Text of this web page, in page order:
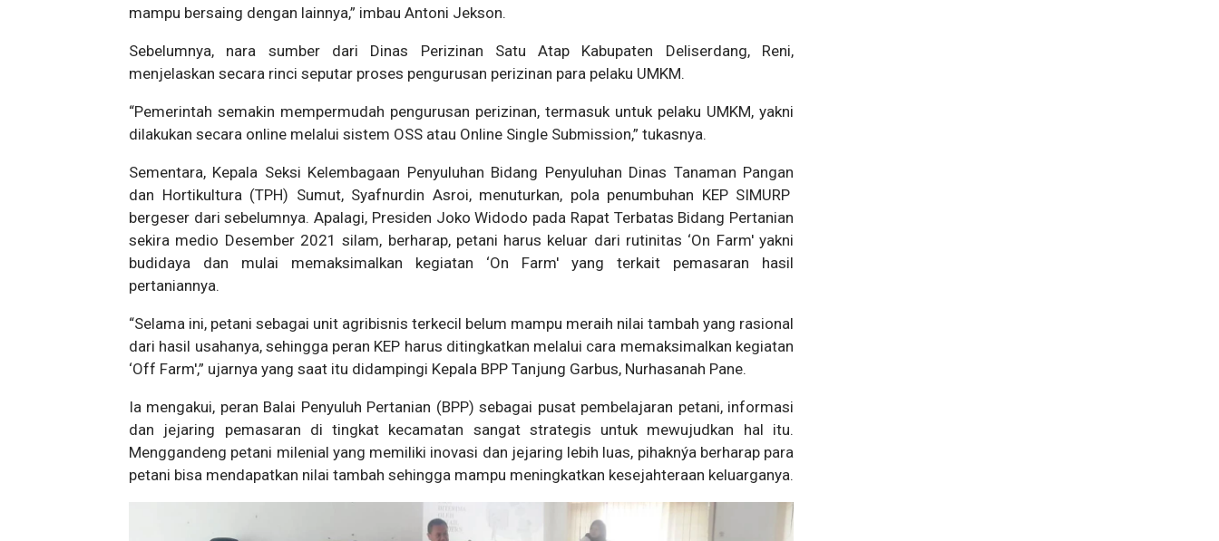
mampu bersaing dengan lainnya,” imbau Antoni Jekson.
Sebelumnya, nara sumber dari Dinas Perizinan Satu Atap Kabupaten Deliserdang, Reni,
menjelaskan secara rinci seputar proses pengurusan perizinan para pelaku UMKM.
“Pemerintah semakin mempermudah pengurusan perizinan, termasuk untuk pelaku UMKM, yakni
dilakukan secara online melalui sistem OSS atau Online Single Submission,” tukasnya.
Sementara, Kepala Seksi Kelembagaan Penyuluhan Bidang Penyuluhan Dinas Tanaman Pangan
dan Hortikultura (TPH) Sumut, Syafnurdin Asroi, menuturkan, pola penumbuhan KEP SIMURP
bergeser dari sebelumnya. Apalagi, Presiden Joko Widodo pada Rapat Terbatas Bidang Pertanian
sekira medio Desember 2021 silam, berharap, petani harus keluar dari rutinitas ‘On Farm' yakni
budidaya dan mulai memaksimalkan kegiatan ‘On Farm' yang terkait pemasaran hasil
pertaniannya.
“Selama ini, petani sebagai unit agribisnis terkecil belum mampu meraih nilai tambah yang rasional
dari hasil usahanya, sehingga peran KEP harus ditingkatkan melalui cara memaksimalkan kegiatan
‘Off Farm',” ujarnya yang saat itu didampingi Kepala BPP Tanjung Garbus, Nurhasanah Pane.
Ia mengakui, peran Balai Penyuluh Pertanian (BPP) sebagai pusat pembelajaran petani, informasi
dan jejaring pemasaran di tingkat kecamatan sangat strategis untuk mewujudkan hal itu.
Menggandeng petani milenial yang memiliki inovasi dan jejaring lebih luas, pihaknýa berharap para
petani bisa mendapatkan nilai tambah sehingga mampu meningkatkan kesejahteraan keluarganya.